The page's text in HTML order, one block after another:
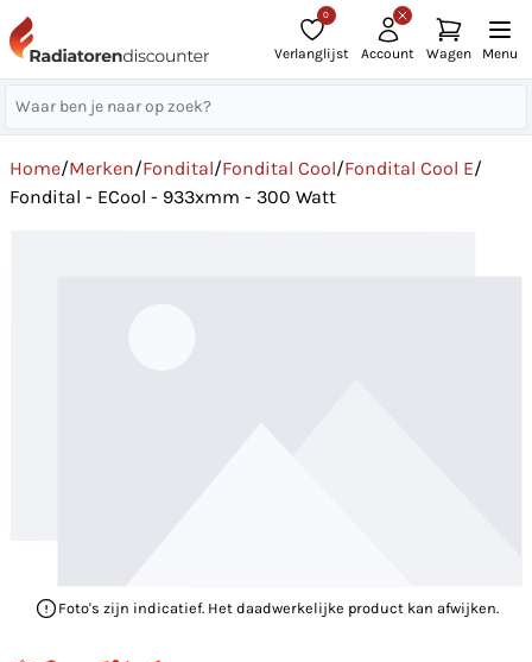
0
Verlanglijst Account Wagen Menu
Home/Merken/Fondital/Fondital Cool/Fondital Cool E/
Fondital - ECool - 933xmm - 300 Watt
Foto's zijn indicatief. Het daadwerkelijke product kan afwijken.